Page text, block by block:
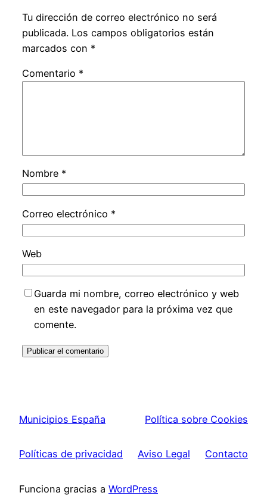
Tu dirección de correo electrónico no será
publicada. Los campos obligatorios están
marcados con *
Comentario *
Nombre *
Correo electrónico *
Web
Guarda mi nombre, correo electrónico y web
en este navegador para la próxima vez que
comente.
Municipios España Política sobre Cookies
Políticas de privacidad Aviso Legal Contacto
Funciona gracias a WordPress